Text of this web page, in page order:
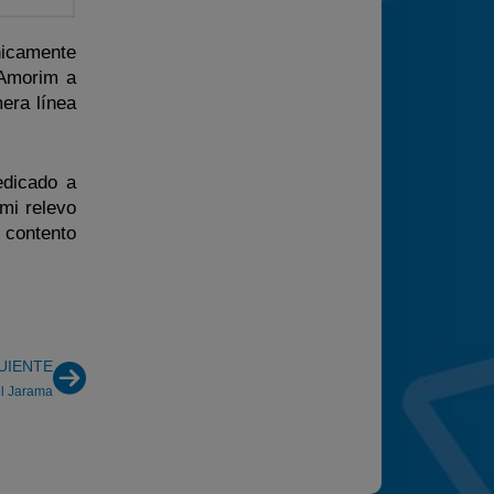
a
línea
a
relevo
Jarama